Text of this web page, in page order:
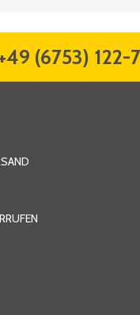
(6753) 122-